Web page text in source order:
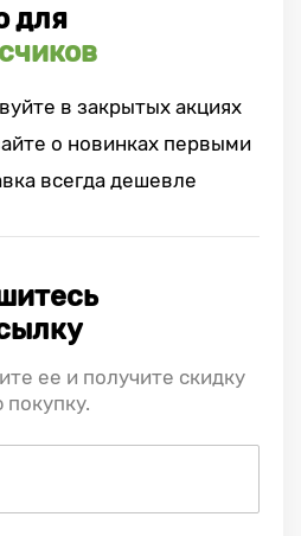
для
в закрытых акциях
о новинках первыми
всегда дешевле
ее и получите скидку